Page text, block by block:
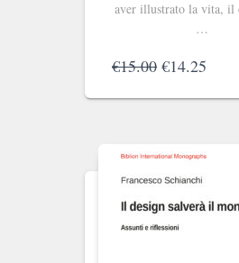
aver illustrato la vita, il
…
€15.00 Il
originale
€14.25